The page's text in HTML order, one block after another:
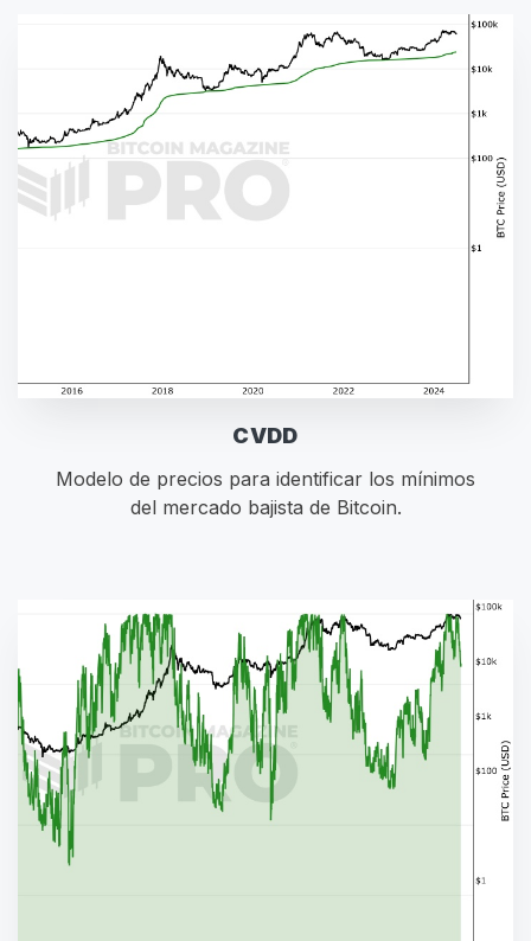
CVDD
Modelo de precios para identificar los mínimos
del mercado bajista de Bitcoin.